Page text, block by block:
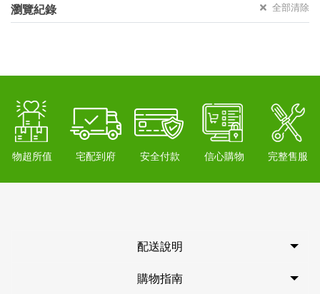
瀏覽紀錄 全部清除
物超所值 宅配到府 安全付款 信心購物 完整售服
配送說明
購物指南